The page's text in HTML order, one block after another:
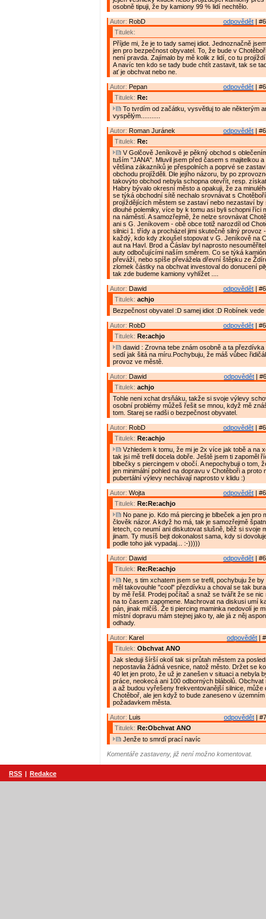
osobně tipuji, že by kamiony 99 % lidí nechtělo.
odpovědět |
Autor: RobD
Titulek:
Příjde mi, že je to tady samej idiot. Jednoznačně
jen pro bezpečnost obyvatel. To, že bude v
není pravda. Zajímalo by mě kolik z lidí, co tu
A navíc ten kdo se tady bude chtít zastavit, tak se
ať je obchvat nebo ne.
odpovědět |
Autor: Pepan
Titulek: Re:
To tvrdím od začátku, vysvětluj to ale některým
vyspělým...........
odpovědět |
Autor: Roman Juránek
Titulek: Re:
V Golčově Jeníkově je pěkný obchod s
tuším "JANA". Mluvil jsem před časem s majitelkou
většina zákazníků je přespolních a poprvé se
obchodu projížděli. Dle jejího názoru, by po
takovýto obchod nebyla schopna otevřít, resp.
Habry bývalo okresní město a opakuji, že za
se týká obchodní sítě nechalo srovnávat s
projíždějících městem se zastaví nebo nezastaví by
dlouhé polemiky, více by k tomu asi byli schopni říci
na náměstí. A samozřejmě, že nelze srovnávat
ani s G. Jeníkovem - obě obce totiž narozdíl od
silnici 1. třídy a procházel jimi skutečně silný provoz
každý, kdo kdy zkoušel stopovat v G. Jeníkově na
aut na Havl. Brod a Čáslav byl naprosto
auty odbočujícími naším směrem. Co se týká
převáží, nebo spíše převážela dřevní štěpku ze
zlomek částky na obchvat investoval do donucení
tak zde budeme kamiony vyhlížet ....
odpovědět |
Autor: Dawid
Titulek: achjo
Bezpečnost obyvatel :D samej idiot :D Robínek vede
odpovědět |
Autor: RobD
Titulek: Re:achjo
dawid : Zrovna tebe znám osobně a ta přezdívka
sedí jak šitá na míru.Pochybuju, že máš vůbec
provoz ve městě.
odpovědět |
Autor: Dawid
Titulek: achjo
Tohle neni xchat drsňáku, takže si svoje výlevy
osobní problémy můžeš řešit se mnou, když mě
tom. Starej se radši o bezpečnost obyvatel.
odpovědět |
Autor: RobD
Titulek: Re:achjo
Vzhledem k tomu, že mi je 2x více jak tobě a na
tak jsi mě trefil docela dobře. Ještě jsem ti zapoměl
blbečky s piercingem v obočí. A nepochybuji o tom,
jen minimální pohled na dopravu v Chotěboři a proto
pubertální výlevy nechávají naprosto v klidu :)
odpovědět |
Autor: Wojta
Titulek: Re:Re:achjo
No pane jo. Kdo má piercing je blbeček a jen pro
člověk názor. A když ho má, tak je samozřejmě
letech, co neumí ani diskutovat slušně, běž si svoje
jinam. Ty musíš bejt dokonalost sama, kdy si
podle toho jak vypadaj... :-)))))
odpovědět |
Autor: Dawid
Titulek: Re:Re:achjo
Ne, s tim xchatem jsem se trefil, pochybuju že by
měl takovouhle "cool" přezdívku a choval se tak
by mě řešil. Prodej počítač a snaž se tvářit že se nic
na to časem zapomene. Machrovat na diskusi umí
pán, jinak mlčíš. Že ti piercing maminka nedovolí je
místní dopravu mám stejnej jako ty, ale já z něj
odhady.
odpovědět |
Autor: Karel
Titulek: Obchvat ANO
Jak sleduji šírší okolí tak si průtah městem za
nepostavlia žádná vesnice, natož město. Držet se
40 let jen proto, že už je zanešen v situaci a nebyla
práce, neokecá ani 100 odborných blábolů.
a až budou vyřešeny frekventovanější silnice, může
Chotěboř, ale jen když to bude zaneseno v územním
požadavkem města.
odpovědět |
Autor: Luis
Titulek: Re:Obchvat ANO
Jenže to smrdí prací navíc
Komentáře zastaveny, již není možno komentovat.
RSS | Redakce